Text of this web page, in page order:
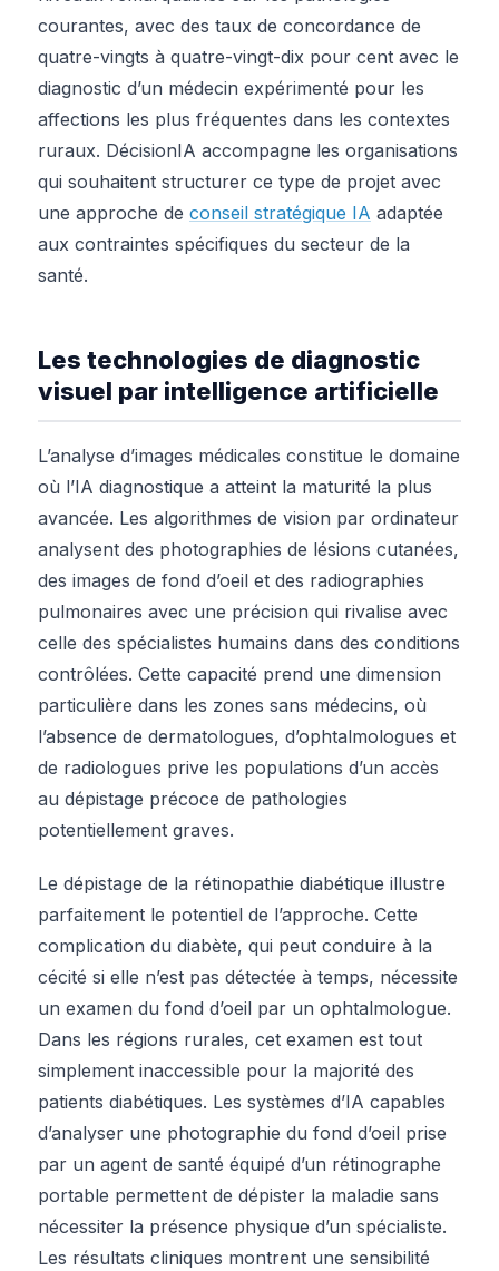
courantes, avec des taux de concordance de
quatre-vingts à quatre-vingt-dix pour cent avec le
diagnostic d’un médecin expérimenté pour les
affections les plus fréquentes dans les contextes
ruraux. DécisionIA accompagne les organisations
qui souhaitent structurer ce type de projet avec
une approche de conseil stratégique IA adaptée
aux contraintes spécifiques du secteur de la
santé.
Les technologies de diagnostic
visuel par intelligence artificielle
L’analyse d’images médicales constitue le domaine
où l’IA diagnostique a atteint la maturité la plus
avancée. Les algorithmes de vision par ordinateur
analysent des photographies de lésions cutanées,
des images de fond d’oeil et des radiographies
pulmonaires avec une précision qui rivalise avec
celle des spécialistes humains dans des conditions
contrôlées. Cette capacité prend une dimension
particulière dans les zones sans médecins, où
l’absence de dermatologues, d’ophtalmologues et
de radiologues prive les populations d’un accès
au dépistage précoce de pathologies
potentiellement graves.
Le dépistage de la rétinopathie diabétique illustre
parfaitement le potentiel de l’approche. Cette
complication du diabète, qui peut conduire à la
cécité si elle n’est pas détectée à temps, nécessite
un examen du fond d’oeil par un ophtalmologue.
Dans les régions rurales, cet examen est tout
simplement inaccessible pour la majorité des
patients diabétiques. Les systèmes d’IA capables
d’analyser une photographie du fond d’oeil prise
par un agent de santé équipé d’un rétinographe
portable permettent de dépister la maladie sans
nécessiter la présence physique d’un spécialiste.
Les résultats cliniques montrent une sensibilité